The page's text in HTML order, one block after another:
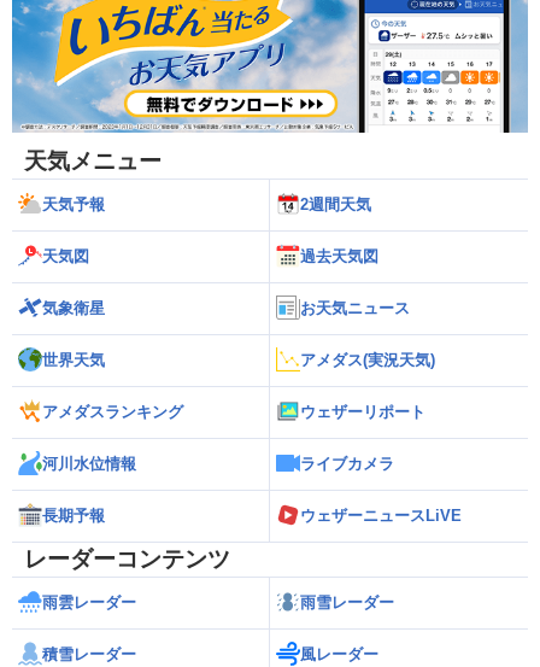
天気メニュー
天気予報 2週間天気
天気図 過去天気図
気象衛星 お天気ニュース
世界天気 アメダス(実況天気)
アメダスランキング ウェザーリポート
河川水位情報 ライブカメラ
長期予報 ウェザーニュースLiVE
レーダーコンテンツ
雨雲レーダー 雨雪レーダー
積雪レーダー 風レーダー